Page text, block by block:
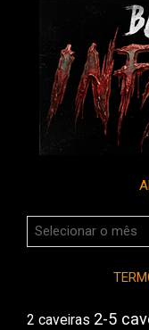
Arquivos
do
2 caveiras 2-5